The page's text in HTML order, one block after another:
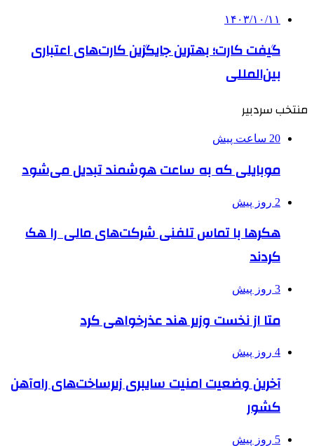
۱۴۰۳/۱۰/۱۱
گیفت کارت؛ بهترین جایگزین کارت‌های اعتباری
بین‌المللی
منتخب سردبیر
20 ساعت پیش
موبایلی که به ساعت هوشمند تبدیل می‌شود
2 روز پیش
هکرها با تماس تلفنی شرکت‌های مالی را هک
کردند
3 روز پیش
متا از نخست وزیر هند عذرخواهی کرد
4 روز پیش
آخرین وضعیت امنیت سایبری زیرساخت‌های راه‌آهن
کشور
5 روز پیش